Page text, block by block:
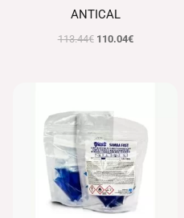
ANTICAL
113.44€ 110.04€